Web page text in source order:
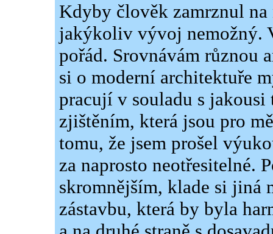
Kdyby člověk zamrznul
jakýkoliv vývoj nemožný.
pořád. Srovnávám různou
si o moderní architektuře
pracují v souladu s
zjištěním, která jsou pro
tomu, že jsem prošel
za naprosto neotřesitelné.
skromnějším, klade si jiná
zástavbu, která by byla